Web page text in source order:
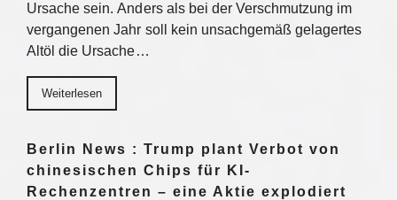
Ursache sein. Anders als bei der Verschmutzung im
vergangenen Jahr soll kein unsachgemäß gelagertes
Altöl die Ursache…
Weiterlesen
Berlin News : Trump plant Verbot von
chinesischen Chips für KI-
Rechenzentren – eine Aktie explodiert